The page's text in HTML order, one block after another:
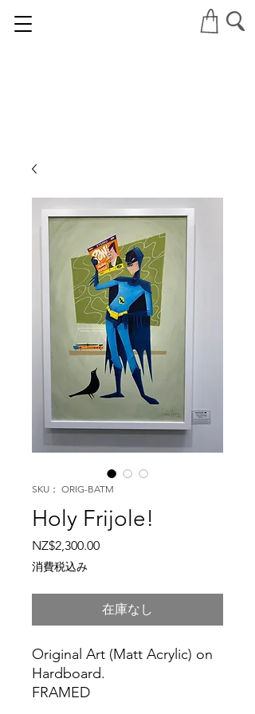
SKU： ORIG-BATM
Holy Frijole!
NZ$2,300.00価
消費税込み
在庫なし
Original Art (Matt Acrylic) on
Hardboard.
FRAMED